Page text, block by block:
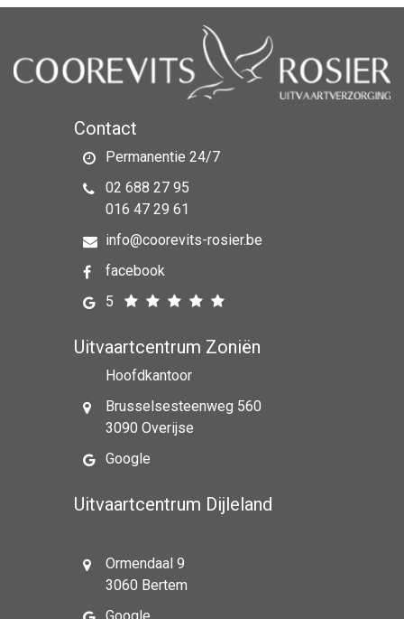
Contact
Permanentie 24/7
02 688 27 95
016 47 29 61
info@coorevits-rosier.be
facebook
5
Uitvaartcentrum Zoniën
Hoofdkantoor
Brusselsesteenweg 560
3090 Overijse
Google
Uitvaartcentrum Dijleland
Ormendaal 9
3060 Bertem